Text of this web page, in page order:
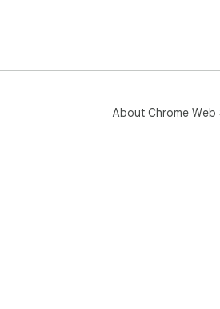
About Chrome Web